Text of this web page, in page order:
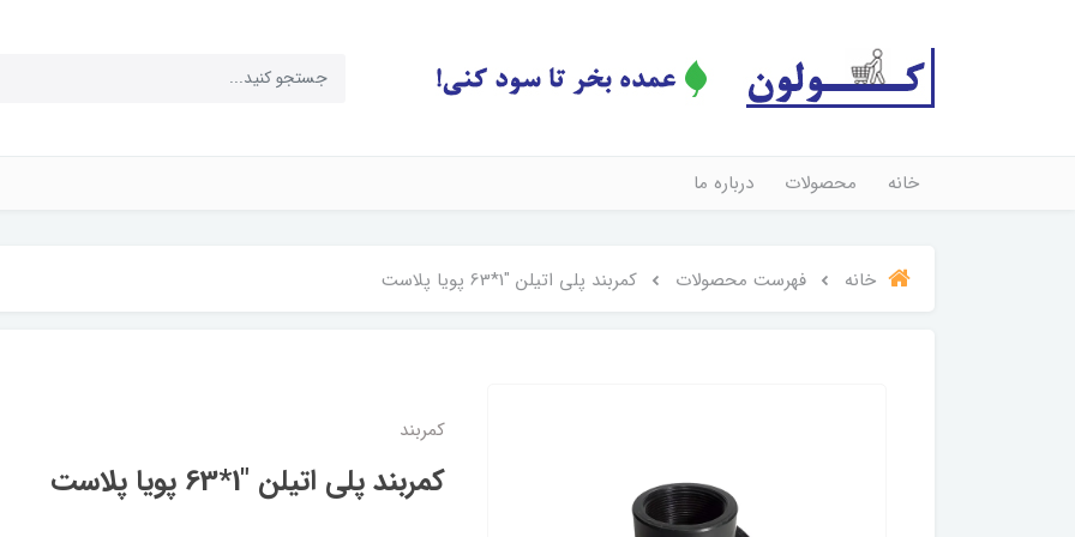
خانه محصولات درباره ما
خانه فهرست محصولات کمربند پلی اتیلن "1*63 پویا پلاست
کمربند
کمربند پلی اتیلن "1*63 پویا پلاست